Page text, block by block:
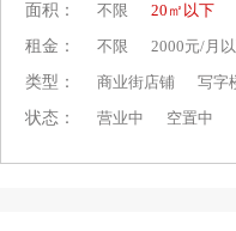
面积：
不限 20㎡以下
租金：
不限 2000元/月
类型：
商业街店铺 写字
状态：
营业中 空置中